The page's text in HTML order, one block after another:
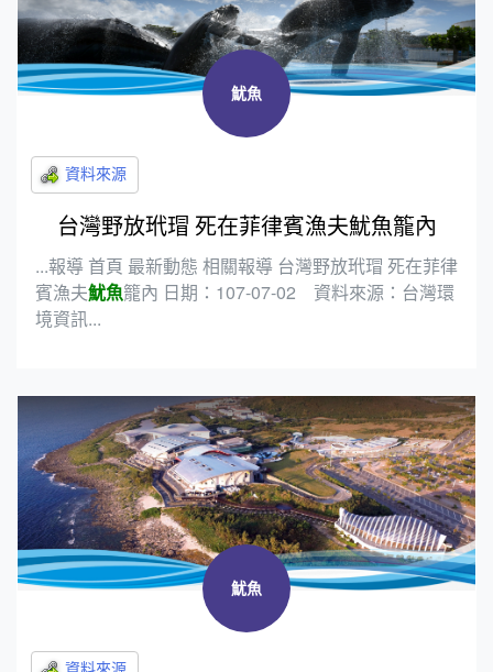
魷魚
台灣野放玳瑁 死在菲律賓漁夫魷魚籠內
...報導 首頁 最新動態 相關報導 台灣野放玳瑁 死在菲律
賓漁夫魷魚籠內 日期：107-07-02 資料來源：台灣環
境資訊...
魷魚